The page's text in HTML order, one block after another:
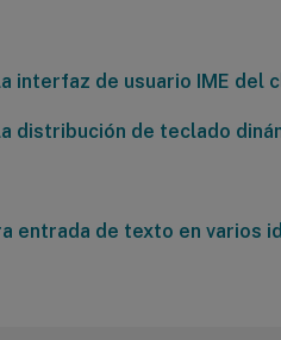
interfaz de usuario IME del
distribución de teclado
entrada de texto en varios